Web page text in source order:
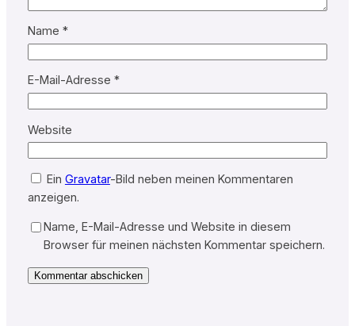
Name *
E-Mail-Adresse *
Website
Ein Gravatar-Bild neben meinen Kommentaren
anzeigen.
Name, E-Mail-Adresse und Website in diesem
Browser für meinen nächsten Kommentar speichern.